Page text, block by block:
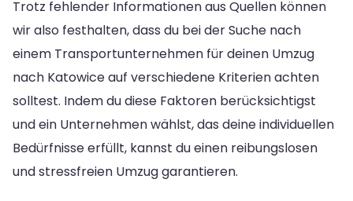
Trotz fehlender Informationen aus Quellen können
wir also festhalten, dass du bei der Suche nach
einem Transportunternehmen für deinen Umzug
nach Katowice auf verschiedene Kriterien achten
solltest. Indem du diese Faktoren berücksichtigst
und ein Unternehmen wählst, das deine individuellen
Bedürfnisse erfüllt, kannst du einen reibungslosen
und stressfreien Umzug garantieren.